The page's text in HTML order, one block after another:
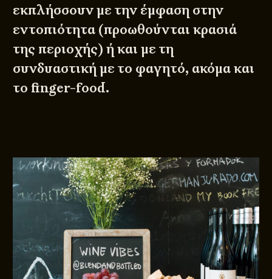
εκπλήσσουν με την έμφαση στην
εντοπιότητα (προωθούνται κρασιά
της περιοχής) ή και με τη
συνδυαστική με το φαγητό, ακόμα και
το finger-food.